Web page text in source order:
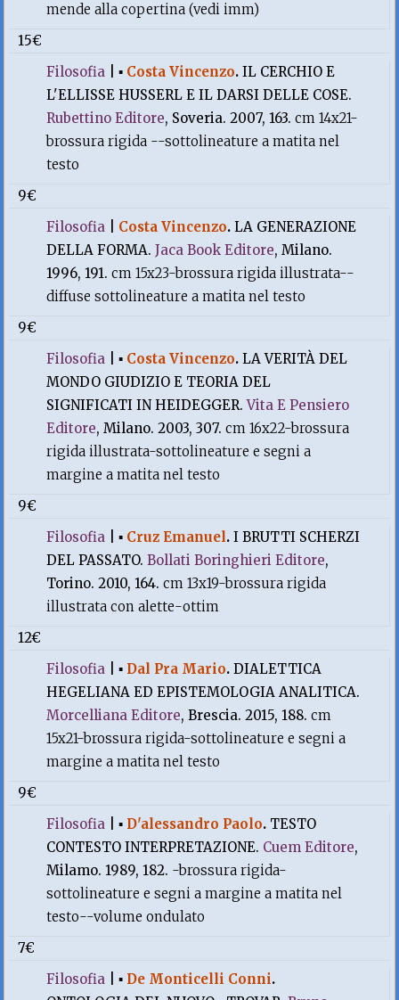
mende alla copertina (vedi imm)
15€
Filosofia |▪ Costa Vincenzo.IL CERCHIO E
L'ELLISSE HUSSERL E IL DARSI DELLE COSE.
Rubettino Editore, Soveria. 2007, 163.cm 14x21-
brossura rigida --sottolineature a matita nel
testo
9€
Filosofia
Costa Vincenzo.LA GENERAZIONE
DELLA FORMA.Jaca Book Editore, Milano.
1996, 191.cm 15x23-brossura rigida illustrata--
diffuse sottolineature a matita nel testo
9€
Filosofia |▪ Costa Vincenzo.LA VERITÀ DEL
MONDO GIUDIZIO E TEORIA DEL
SIGNIFICATI IN HEIDEGGER.Vita E Pensiero
Editore, Milano. 2003, 307.cm 16x22-brossura
rigida illustrata-sottolineature e segni a
margine a matita nel testo
9€
Filosofia |▪ Cruz Emanuel.I BRUTTI SCHERZI
DEL PASSATO.Bollati Boringhieri Editore,
Torino. 2010, 164.cm 13x19-brossura rigida
illustrata con alette-ottim
12€
Filosofia |▪ Dal Pra Mario.DIALETTICA
HEGELIANA ED EPISTEMOLOGIA ANALITICA.
Morcelliana Editore, Brescia. 2015, 188.cm
15x21-brossura rigida-sottolineature e segni a
margine a matita nel testo
9€
Filosofia |▪ D'alessandro Paolo. TESTO
CONTESTO INTERPRETAZIONE. Cuem Editore,
Milamo. 1989, 182. -brossura rigida-
sottolineature e segni a margine a matita nel
testo--volume ondulato
7€
Filosofia |▪ De Monticelli Conni.